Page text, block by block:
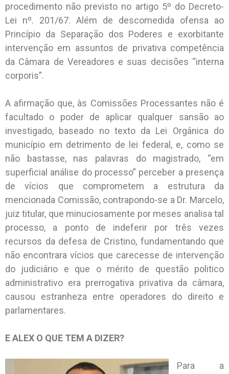
procedimento não previsto no artigo 5º do Decreto-
Lei nº. 201/67. Além de descomedida ofensa ao
Princípio da Separação dos Poderes e exorbitante
intervenção em assuntos de privativa competência
da Câmara de Vereadores e suas decisões “interna
corporis”.
A afirmação que, às Comissões Processantes não é
facultado o poder de aplicar qualquer sansão ao
investigado, baseado no texto da Lei Orgânica do
município em detrimento de lei federal, e, como se
não bastasse, nas palavras do magistrado, “em
superficial análise do processo” perceber a presença
de vícios que comprometem a estrutura da
mencionada Comissão, contrapondo-se a Dr. Marcelo,
juiz titular, que minuciosamente por meses analisa tal
processo, a ponto de indeferir por três vezes
recursos da defesa de Cristino, fundamentando que
não encontrara vícios que carecesse de intervenção
do judiciário e que o mérito de questão politico
administrativo era prerrogativa privativa da câmara,
causou estranheza entre operadores do direito e
parlamentares.
E ALEX O QUE TEM A DIZER?
Para a